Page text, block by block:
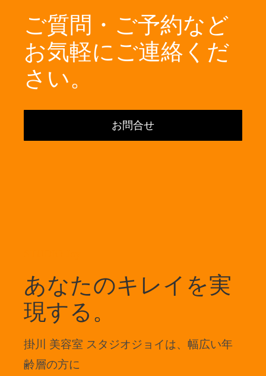
ご質問・ご予約など
お気軽にご連絡くだ
さい。
お問合せ
あなたのキレイを実
現する。
掛川 美容室 スタジオジョイは、幅広い年
齢層の方に